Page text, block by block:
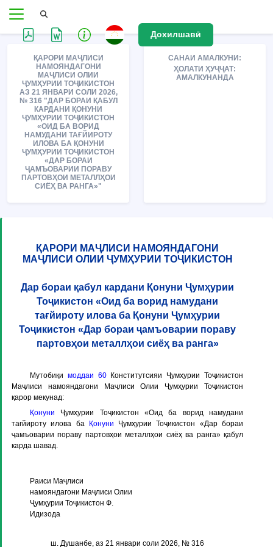
Дохилшавӣ
ҚАРОРИ МАҶЛИСИ
НАМОЯНДАГОНИ
МАҶЛИСИ ОЛИИ
ҶУМҲУРИИ ТОҶИКИСТОН
АЗ 21 ЯНВАРИ СОЛИ 2026,
№ 316 "ДАР БОРАИ ҚАБУЛ
КАРДАНИ ҚОНУНИ
ҶУМҲУРИИ ТОҶИКИСТОН
«ОИД БА ВОРИД
НАМУДАНИ ТАҒЙИРОТУ
ИЛОВА БА ҚОНУНИ
ҶУМҲУРИИ ТОҶИКИСТОН
«ДАР БОРАИ
ҶАМЪОВАРИИ ПОРАВУ
ПАРТОВҲОИ МЕТАЛЛҲОИ
СИЁҲ ВА РАНГА»"
САНАИ АМАЛКУНИ:
ҲОЛАТИ ҲУҶҶАТ:
АМАЛКУНАНДА
ҚАРОРИ МАҶЛИСИ НАМОЯНДАГОНИ
МАҶЛИСИ ОЛИИ ҶУМҲУРИИ ТОҶИКИСТОН
Дар бораи қабул кардани Қонуни Ҷумҳурии
Тоҷикистон «Оид ба ворид намудани
тағйироту илова ба Қонуни Ҷумҳурии
Тоҷикистон «Дар бораи ҷамъоварии пораву
партовҳои металлҳои сиёҳ ва ранга»
Мутобиқи моддаи 60Конститутсияи Ҷумҳурии Тоҷикистон
Маҷлиси намояндагони Маҷлиси Олии Ҷумҳурии Тоҷикистон
қарор мекунад:
Қонуни Ҷумҳурии Тоҷикистон «Оид ба ворид намудани
тағйироту илова ба
Қонуни Ҷумҳурии Тоҷикистон «Дар бораи
ҷамъоварии пораву партовҳои металлҳои сиёҳ ва ранга» қабул
карда шавад.
Раиси Маҷлиси
намояндагони Маҷлиси Олии
Ҷумҳурии Тоҷикистон Ф.
Идизода
ш. Душанбе, аз 21 январи соли 2026, № 316